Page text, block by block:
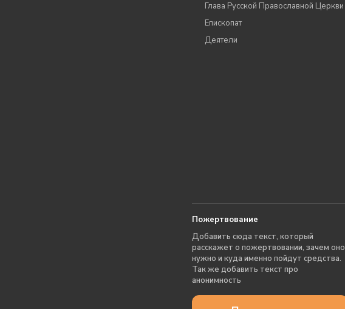
Глава Русской Православной Церкви
Епископат
Деятели
Пожертвование
Добавить сюда текст, который
расскажет о пожертвовании, зачем оно
нужно и куда именно пойдут средства.
Так же добавить текст про
анонимность